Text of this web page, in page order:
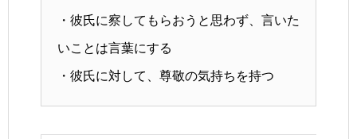
・彼氏に察してもらおうと思わず、言いた
いことは言葉にする
・彼氏に対して、尊敬の気持ちを持つ